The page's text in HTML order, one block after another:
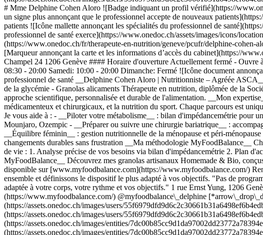
# Mme Delphine Cohen Aloro ![Badge indiquant un profil vérifié](https://
un signe plus annonçant que le professionnel accepte de nouveaux
patients ![Icône mallette annonçant les spécialités du professionnel de
professionnel de santé exerce](https://www.onedoc.ch/assets/images/icons/
(https://www.onedoc.ch/fr/therapeute-en-nutrition/geneve/pcufr/delphine-
[Marqueur annonçant la carte et les informations d’accès du cabinet](https://
Champel 24 1206 Genève #### Horaire d'ouverture Actuellement fermé -
08:30 - 20:00 Samedi: 10:00 - 20:00 Dimanche: Fermé ![Icône document
professionnel de santé __Delphine Cohen Aloro | Nutritionniste – Agréée
de la glycémie - Granolas alicaments Thérapeute en nutrition, diplômée de la
approche scientifique, personnalisée et durable de l'alimentation. __Mon
médicamenteux et chirurgicaux, et la nutrition du sport. Chaque parcours est
Je vous aide à : - __Piloter votre métabolisme__ : bilan d'impédancemétrie pour
Mounjaro, Ozempic - __Préparer ou suivre une chirurgie bariatrique__ :
__Équilibre féminin__ : gestion nutritionnelle de la ménopause et péri-
changements durables sans frustration __Ma méthodologie MyFoodBalance__
de vie : 1. Analyse précise de vos besoins via bilan d'impédancemétrie 2. Plan
MyFoodBalance__ Découvrez mes granolas artisanaux Homemade & Bio,
disponible sur [www.myfoodbalance.com](https://www.myfoodbalance.com/)
ensemble et définissons le dispositif le plus adapté à vos objectifs. "Pas de
adaptée à votre corps, votre rythme et vos objectifs." 1 rue Ernst Yung, 1206
(https://www.myfoodbalance.com/) @myfoodbalance\_delphine
(https://assets.onedoc.ch/images/users/
(https://assets.onedoc.ch/images/users/
(https://assets.onedoc.ch/images/entities/
(https://assets.onedoc.ch/images/entities/